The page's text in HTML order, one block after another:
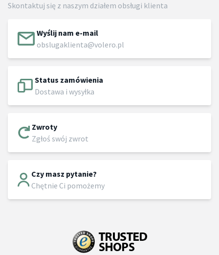
Skontaktuj się z naszym działem obsługi klienta
Wyślij nam e-mail
obslugaklienta@volero.pl
Status zamówienia
Dostawa i wysyłka
Zwroty
Zgłoś swój zwrot
Czy masz pytanie?
Chętnie Ci pomożemy